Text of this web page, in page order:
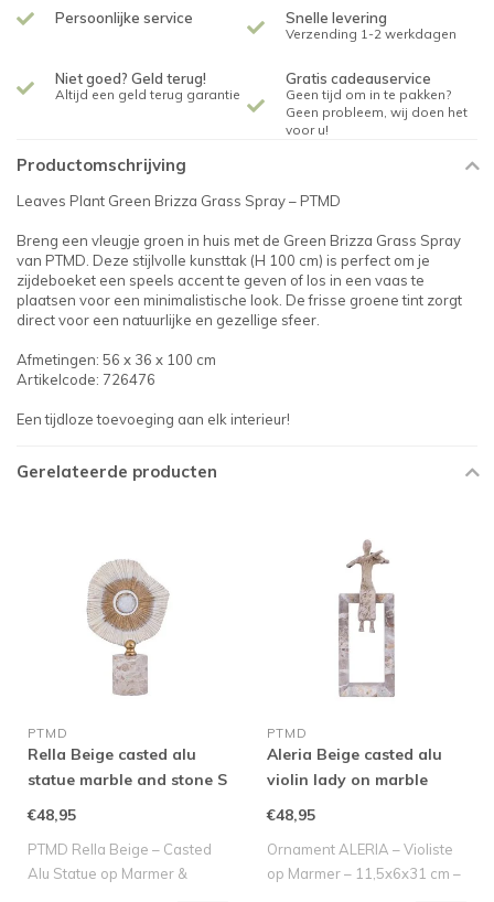
Persoonlijke service Snelle levering
Verzending 1-2 werkdagen
Niet goed? Geld terug!
Altijd een geld terug garantie
Gratis cadeauservice
Geen tijd om in te pakken?
Geen probleem, wij doen het
voor u!
Productomschrijving
Leaves Plant Green Brizza Grass Spray – PTMD
Breng een vleugje groen in huis met de Green Brizza Grass Spray
van PTMD. Deze stijlvolle kunsttak (H 100 cm) is perfect om je
zijdeboeket een speels accent te geven of los in een vaas te
plaatsen voor een minimalistische look. De frisse groene tint zorgt
direct voor een natuurlijke en gezellige sfeer.
Afmetingen: 56 x 36 x 100 cm
Artikelcode: 726476
Een tijdloze toevoeging aan elk interieur!
Gerelateerde producten
PTMD
Rella Beige casted alu
statue marble and stone S
€48,95
PTMD Rella Beige – Casted
Alu Statue op Marmer &
PTMD
Aleria Beige casted alu
violin lady on marble
€48,95
Ornament ALERIA – Violiste
op Marmer – 11,5x6x31 cm –